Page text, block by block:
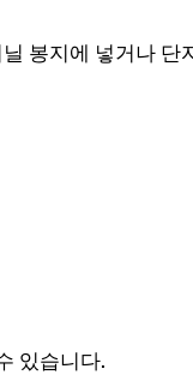
봉지에 넣거나 단
있습니다.